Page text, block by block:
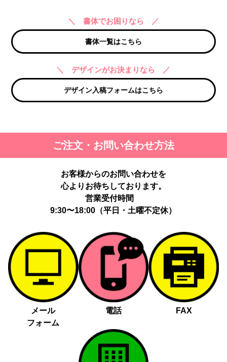
＼ 書体でお困りなら ／
書体一覧はこちら
＼ デザインがお決まりなら ／
デザイン入稿フォームはこちら
ご注文・お問い合わせ方法
お客様からのお問い合わせを
心よりお待ちしております。
営業受付時間
9:30〜18:00（平日・土曜不定休）
メール
フォーム
電話 FAX